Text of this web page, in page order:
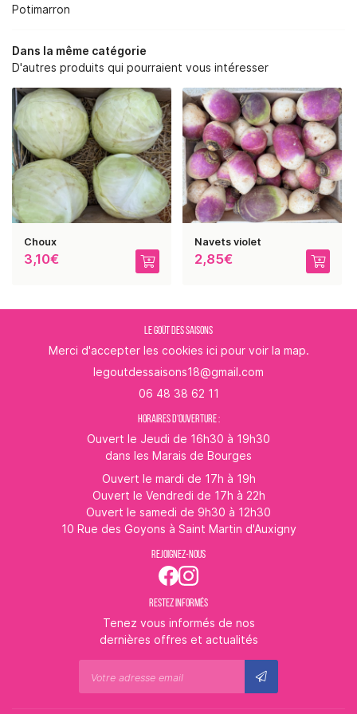
SAVOIR-FAIRE
BOUTIQUE
PHOTOS
AVIS
CONTACT
REJOIGNEZ-NOUS :
RESTEZ
INSCRIPTION
Potimarron
Dans la même catégorie
D'autres produits qui pourraient vous intéresser
Choux
3,10€
Navets violet
2,85€
LE GOÛT DES SAISONS
Merci d'accepter les cookies ici pour voir la map.
06 48 38 62 11
HORAIRES D'OUVERTURE :
Ouvert le Jeudi de 16h30 à 19h30
dans les Marais de Bourges
Ouvert le mardi de 17h à 19h
Ouvert le Vendredi de 17h à 22h
Ouvert le samedi de 9h30 à 12h30
10 Rue des Goyons à Saint Martin d'Auxigny
REJOIGNEZ-NOUS
RESTEZ INFORMÉS
Tenez vous informés de nos
dernières offres et actualités